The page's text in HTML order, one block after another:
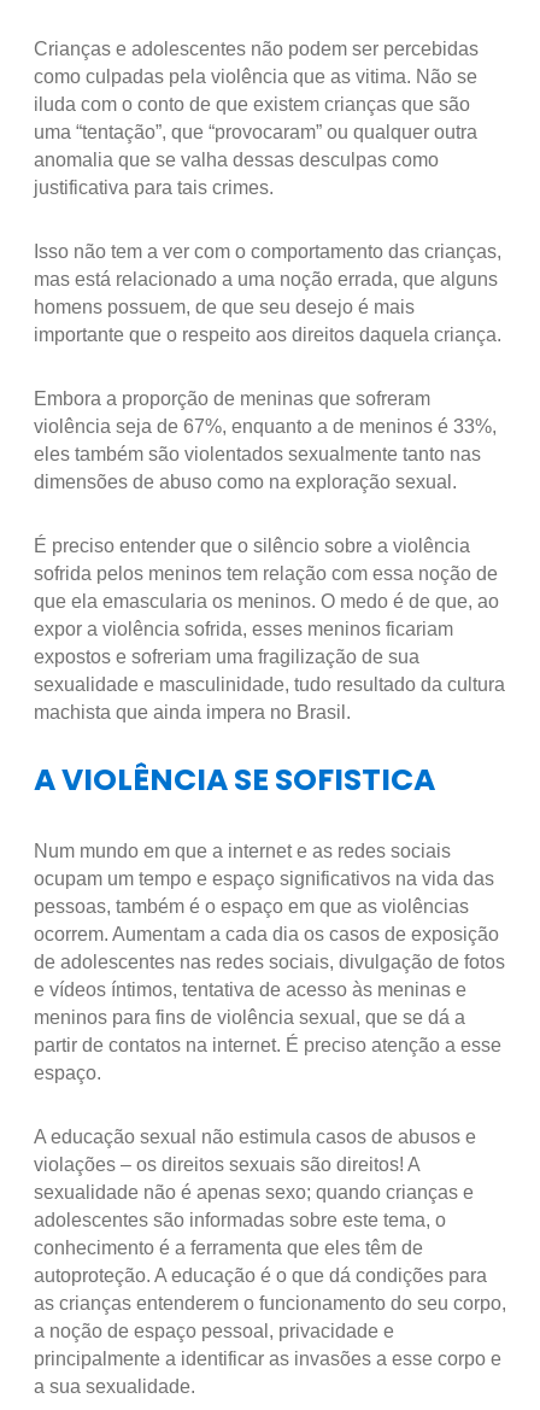
Crianças e adolescentes não podem ser percebidas
como culpadas pela violência que as vitima. Não se
iluda com o conto de que existem crianças que são
uma “tentação”, que “provocaram” ou qualquer outra
anomalia que se valha dessas desculpas como
justificativa para tais crimes.
Isso não tem a ver com o comportamento das crianças,
mas está relacionado a uma noção errada, que alguns
homens possuem, de que seu desejo é mais
importante que o respeito aos direitos daquela criança.
Embora a proporção de meninas que sofreram
violência seja de 67%, enquanto a de meninos é 33%,
eles também são violentados sexualmente tanto nas
dimensões de abuso como na exploração sexual.
É preciso entender que o silêncio sobre a violência
sofrida pelos meninos tem relação com essa noção de
que ela emascularia os meninos. O medo é de que, ao
expor a violência sofrida, esses meninos ficariam
expostos e sofreriam uma fragilização de sua
sexualidade e masculinidade, tudo resultado da cultura
machista que ainda impera no Brasil.
A VIOLÊNCIA SE SOFISTICA
Num mundo em que a internet e as redes sociais
ocupam um tempo e espaço significativos na vida das
pessoas, também é o espaço em que as violências
ocorrem. Aumentam a cada dia os casos de exposição
de adolescentes nas redes sociais, divulgação de fotos
e vídeos íntimos, tentativa de acesso às meninas e
meninos para fins de violência sexual, que se dá a
partir de contatos na internet. É preciso atenção a esse
espaço.
A educação sexual não estimula casos de abusos e
violações – os direitos sexuais são direitos! A
sexualidade não é apenas sexo; quando crianças e
adolescentes são informadas sobre este tema, o
conhecimento é a ferramenta que eles têm de
autoproteção. A educação é o que dá condições para
as crianças entenderem o funcionamento do seu corpo,
a noção de espaço pessoal, privacidade e
principalmente a identificar as invasões a esse corpo e
a sua sexualidade.